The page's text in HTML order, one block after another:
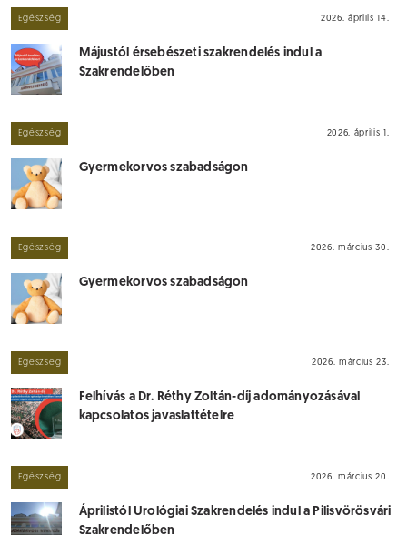
Egészség 2026. április 14.
Májustól érsebészeti szakrendelés indul a
Szakrendelőben
Egészség 2026. április 1.
Gyermekorvos szabadságon
Egészség 2026. március 30.
Gyermekorvos szabadságon
Egészség 2026. március 23.
Felhívás a Dr. Réthy Zoltán-díj adományozásával
kapcsolatos javaslattételre
Egészség 2026. március 20.
Áprilistól Urológiai Szakrendelés indul a Pilisvörösvári
Szakrendelőben